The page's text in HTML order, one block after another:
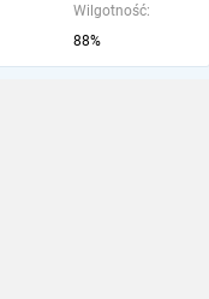
Wilgotność:
88%